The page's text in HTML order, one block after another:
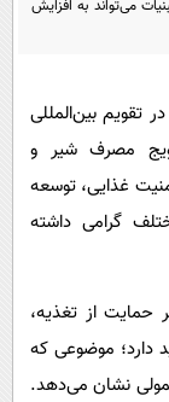
می‌تواند به افزایش
در تقویم بین‌المللی
مصرف شیر و
غذایی، توسعه
گرامی داشته
حمایت از تغذیه،
دارد؛ موضوعی که
نشان می‌دهد.